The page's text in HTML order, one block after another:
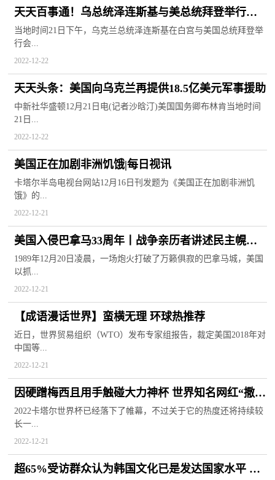
天天百事通！乌总统泽连斯基与美总统拜登举行会
见
当地时间21日下午，乌克兰总统泽连斯基在白宫与美国总统拜登举
行会...
2022-12-22
天天头条：美国向乌克兰再提供18.5亿美元军事援助
中新社华盛顿12月21日电(记者沙晗汀)美国国务卿布林肯当地时间
21日...
2022-12-22
美国正在加剧非洲饥饿|每日视讯
卡塔尔半岛电视台网站12月16日刊发题为《美国正在加剧非洲饥
饿》的...
2022-12-21
美国入侵巴拿马33周年丨战争亲历者讲述民主幌子
背后的骗局
1989年12月20日凌晨，一场炮火打破了万籁俱寂的巴拿马城，美国
以抓...
2022-12-21
【成语漫话世界】蛮横无理 环球热推荐
近日，世界贸易组织（WTO）发布专家组报告，裁定美国2018年对
中国等...
2022-12-21
因硬蹭梅西且用手触碰大力神杯 世界知名网红“撒盐
哥”遭到网暴
2022卡塔尔世界杯已经落下了帷幕，不过关于它的热度还将持续较
长一...
2022-12-21
超65%受访群众认为韩国文化已是发达国家水平 民